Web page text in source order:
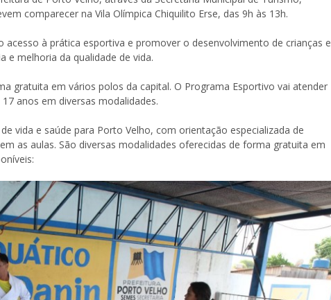
comparecer na Vila Olímpica Chiquilito Erse, das 9h às 13h.
à prática esportiva e promover o desenvolvimento de crianças e
e melhoria da qualidade de vida.
gratuita em vários polos da capital. O Programa Esportivo vai atender
anos em diversas modalidades.
vida e saúde para Porto Velho, com orientação especializada de
as aulas. São diversas modalidades oferecidas de forma gratuita em